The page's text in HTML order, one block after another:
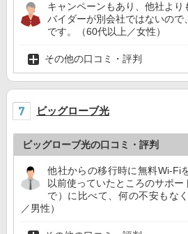
キャンペーンもあり、他社より
バイダーが別会社ではないの
です。（60代以上／女性）
その他の口コミ・評判
ビッグローブ光
ビッグローブ光の口コミ・評判
他社からの移行時に無料Wi-Fi
以前使っていたところのサポー
で）に比べて、何の不安もな
／男性）